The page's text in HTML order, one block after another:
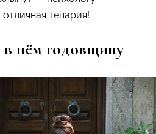
тепария!
в нём годовщину